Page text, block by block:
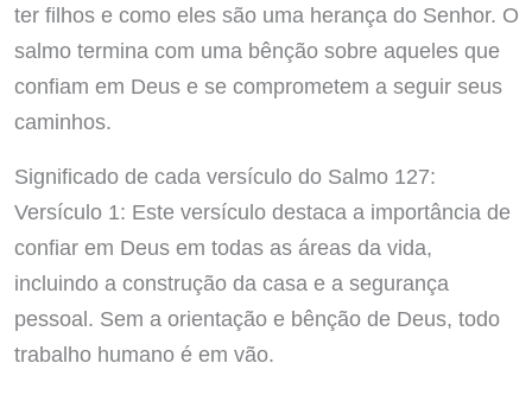
ter filhos e como eles são uma herança do Senhor. O
salmo termina com uma bênção sobre aqueles que
confiam em Deus e se comprometem a seguir seus
caminhos.
Significado de cada versículo do Salmo 127:
Versículo 1: Este versículo destaca a importância de
confiar em Deus em todas as áreas da vida,
incluindo a construção da casa e a segurança
pessoal. Sem a orientação e bênção de Deus, todo
trabalho humano é em vão.